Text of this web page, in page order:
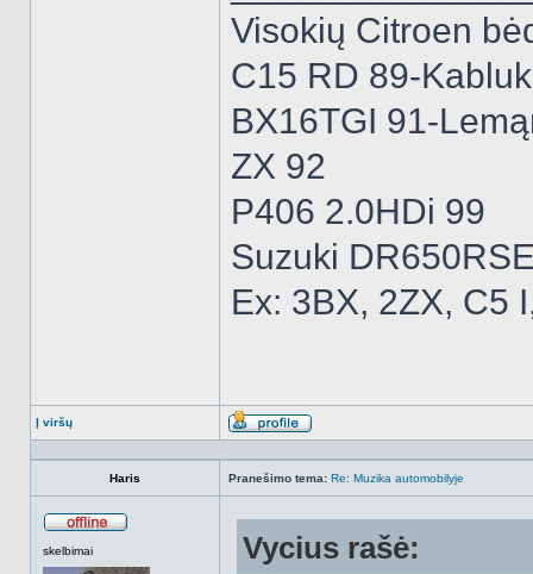
Visokių Citroen
C15 RD 89-
BX16TGI 91-
ZX 92
P406 2.0HDi 99
Suzuki
Ex: 3BX, 2ZX, C5
Į viršų
Aprašymas
Haris Pranešimo tema: Re: Muzika automobilyje
skelbimai
Vycius rašė: